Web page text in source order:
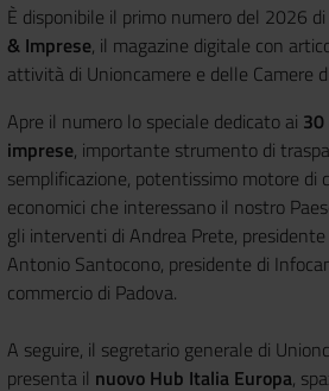
È disponibile il primo numero del 2026 di
& Imprese, il magazine digitale con
attività di Unioncamere e delle Camere
Apre il numero lo speciale dedicato ai
imprese, importante strumento di
semplificazione, potentissimo motore di
economici che interessano il nostro
gli interventi di Andrea Prete,
Antonio Santocono, presidente di
commercio di Padova.
A seguire, il segretario generale di
presenta il nuovo Hub Italia Europa,